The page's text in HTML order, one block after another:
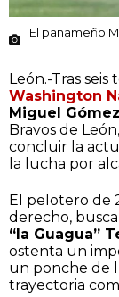
El panameño
León.-Tras
Washington
Miguel Gómez
Bravos de
concluir la
la lucha por
El pelotero de
derecho,
“la Guagua”
ostenta un
un ponche de
trayectoria